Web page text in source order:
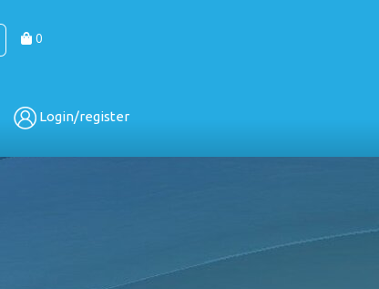
0
Login/register